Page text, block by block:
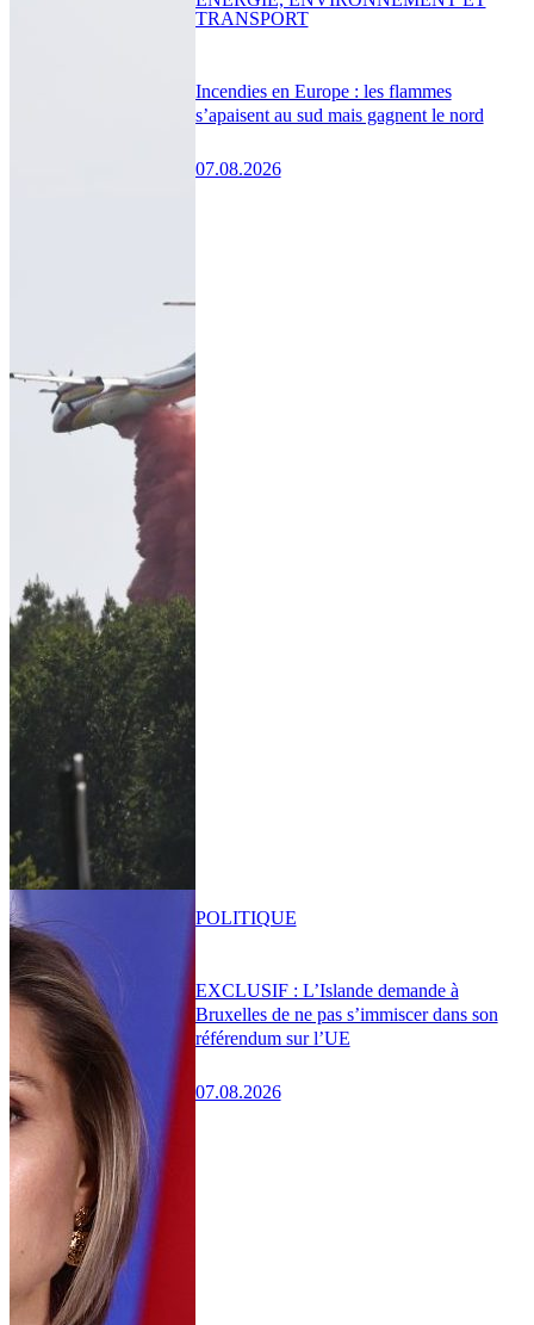
Incendies en Europe : les flammes
s’apaisent au sud mais gagnent le nord
07.08.2026
TRANSPORT
EXCLUSIF : L’Islande demande à
Bruxelles de ne pas s’immiscer dans son
référendum sur l’UE
07.08.2026
POLITIQUE